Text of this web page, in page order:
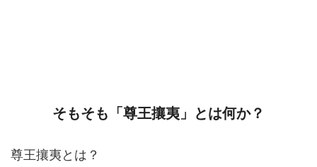
そもそも「尊王攘夷」とは何か？
尊王攘夷とは？